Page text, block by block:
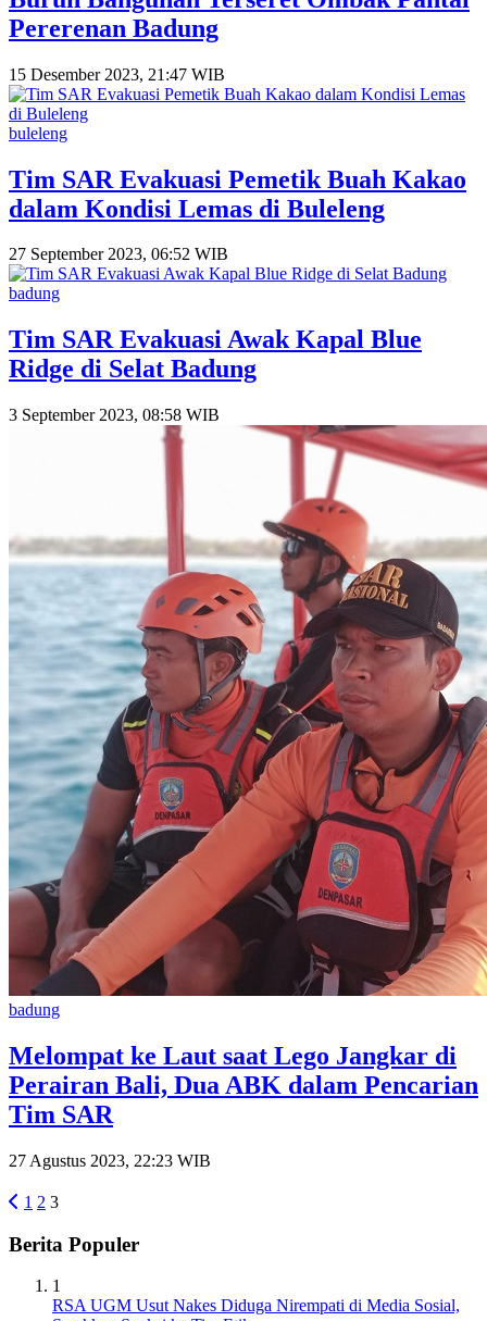
Pererenan Badung
15 Desember 2023, 21:47 WIB
buleleng
Tim SAR Evakuasi Pemetik Buah Kakao
dalam Kondisi Lemas di Buleleng
27 September 2023, 06:52 WIB
badung
Tim SAR Evakuasi Awak Kapal Blue
Ridge di Selat Badung
3 September 2023, 08:58 WIB
badung
Melompat ke Laut saat Lego Jangkar di
Perairan Bali, Dua ABK dalam Pencarian
Tim SAR
27 Agustus 2023, 22:23 WIB
1 2 3
Berita Populer
1
RSA UGM Usut Nakes Diduga Nirempati di Media Sosial,